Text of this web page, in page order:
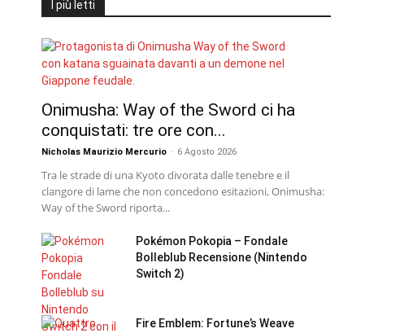
I più letti
Onimusha: Way of the Sword ci ha
conquistati: tre ore con...
Nicholas Maurizio Mercurio - 6 Agosto 2026
Tra le strade di una Kyoto divorata dalle tenebre e il
clangore di lame che non concedono esitazioni, Onimusha:
Way of the Sword riporta...
Pokémon Pokopia – Fondale
Bolleblub Recensione (Nintendo
Switch 2)
Fire Emblem: Fortune’s Weave